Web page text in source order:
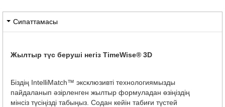
Сипаттамасы
Жылтыр түс беруші негіз TimeWise® 3D
Біздің IntelliMatch™ эксклюзивті технологиямызды
пайдаланып әзірленген жылтыр формуладан өзіңіздің
мінсіз түсіңізді табыңыз. Содан кейін табиғи түстей